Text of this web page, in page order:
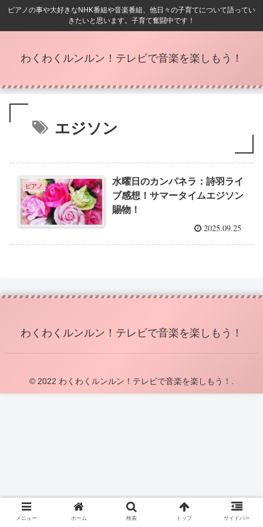
ピアノの事や大好きなNHK番組や音楽番組、他日々の子育てについて語ってい
きたいと思います。子育て奮闘中です！
わくわくルンルン！テレビで音楽を楽しもう！
エジソン
ピアノ
水曜日のカンパネラ：詩羽ライ
ブ感想！サマータイムエジソン
賜物！
2025.09.25
わくわくルンルン！テレビで音楽を楽しもう！
© 2022 わくわくルンルン！テレビで音楽を楽しもう！.
メニュー ホーム 検索 トップ サイドバー